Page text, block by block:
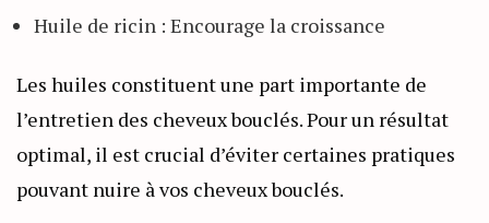
Huile de ricin : Encourage la croissance
Les huiles constituent une part importante de
l’entretien des cheveux bouclés. Pour un résultat
optimal, il est crucial d’éviter certaines pratiques
pouvant nuire à vos cheveux bouclés.